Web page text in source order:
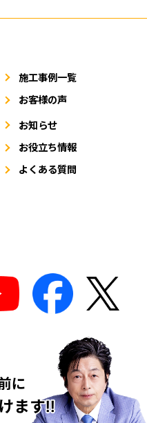
施工事例一覧
お客様の声
お知らせ
お役立ち情報
よくある質問